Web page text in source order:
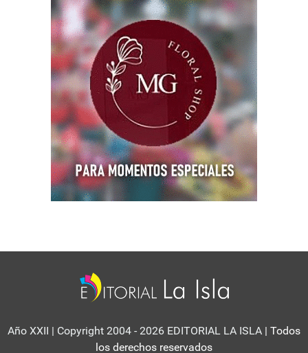
Año XXII | Copyright 2004 - 2026 EDITORIAL LA ISLA | Todos
los derechos reservados